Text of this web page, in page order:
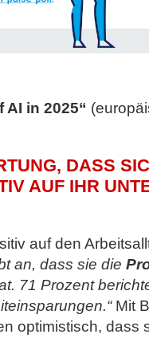
AI in 2025“
DASS
AUF IHR
auf den
an, dass sie die
71 Prozent
Mit
optimistisch, dass